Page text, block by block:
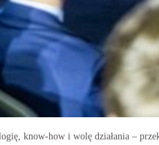
know-how i wolę działania –